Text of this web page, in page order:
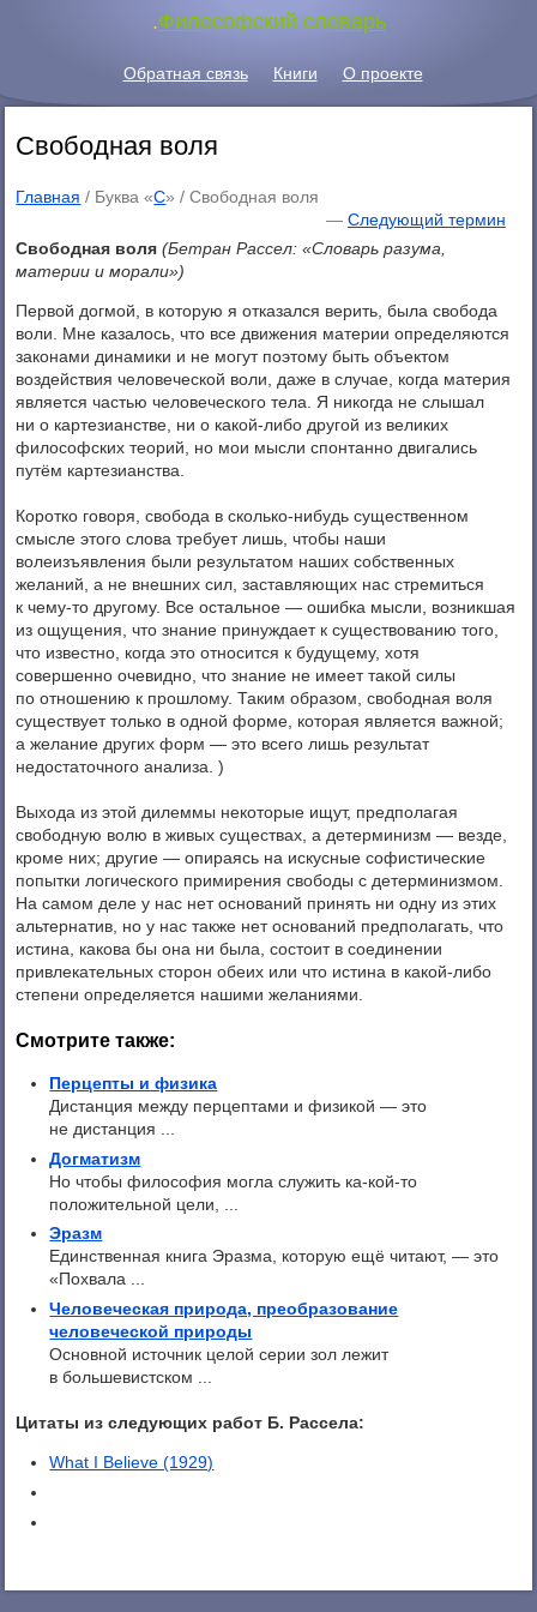
.Философский словарь
Обратная связь Книги О проекте
Свободная воля
Главная / Буква «С» /Свободная воля
— Следующий термин
Свободная воля (Бетран Рассел: «Словарь разума,
материи и морали»)
Первой догмой, в которую я отказался верить, была свобода
воли. Мне казалось, что все движения материи определяются
законами динамики и не могут поэтому быть объектом
воздействия человеческой воли, даже в случае, когда материя
является частью человеческого тела. Я никогда не слышал
ни о картезианстве, ни о какой-либо другой из великих
философских теорий, но мои мысли спонтанно двигались
путём картезианства.
Коротко говоря, свобода в сколько-нибудь существенном
смысле этого слова требует лишь, чтобы наши
волеизъявления были результатом наших собственных
желаний, а не внешних сил, заставляющих нас стремиться
к чему-то другому. Все остальное — ошибка мысли, возникшая
из ощущения, что знание принуждает к существованию того,
что известно, когда это относится к будущему, хотя
совершенно очевидно, что знание не имеет такой силы
по отношению к прошлому. Таким образом, свободная воля
существует только в одной форме, которая является важной;
а желание других форм — это всего лишь результат
недостаточного анализа. )
Выхода из этой дилеммы некоторые ищут, предполагая
свободную волю в живых существах, а детерминизм — везде,
кроме них; другие — опираясь на искусные софистические
попытки логического примирения свободы с детерминизмом.
На самом деле у нас нет оснований принять ни одну из этих
альтернатив, но у нас также нет оснований предполагать, что
истина, какова бы она ни была, состоит в соединении
привлекательных сторон обеих или что истина в какой-либо
степени определяется нашими желаниями.
Смотрите также:
Перцепты и физика
Дистанция между перцептами и физикой — это
не дистанция ...
Догматизм
Но чтобы философия могла служить ка-кой-то
положительной цели, ...
Эразм
Единственная книга Эразма, которую ещё читают, — это
«Похвала ...
Человеческая природа, преобразование
человеческой природы
Основной источник целой серии зол лежит
в большевистском ...
Цитаты из следующих работ Б. Рассела:
What I Believe (1929)